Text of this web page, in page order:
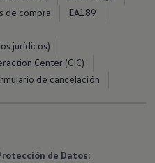
baterias
de compra
EA189
jurídicos)
Center (CIC)
de cancelación
de Datos: